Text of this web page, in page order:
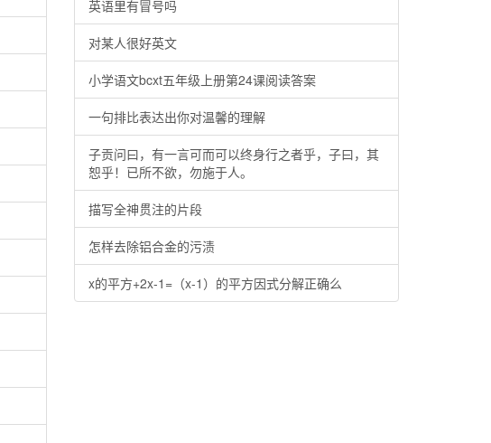
英语里有冒号吗
对某人很好英文
小学语文bcxt五年级上册第24课阅读答案
一句排比表达出你对温馨的理解
子贡问曰，有一言可而可以终身行之者乎，子曰，其
恕乎！已所不欲，勿施于人。
描写全神贯注的片段
怎样去除铝合金的污渍
x的平方+2x-1=（x-1）的平方因式分解正确么